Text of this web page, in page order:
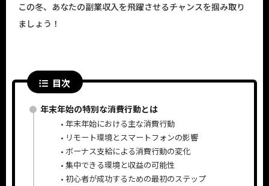
この冬、あなたの副業収入を飛躍させるチャンスを掴み取り
ましょう！
目次
年末年始の特別な消費行動とは
年末年始における主な消費行動
リモート環境とスマートフォンの影響
ボーナス支給による消費行動の変化
集中できる環境と収益の可能性
初心者が成功するための最初のステップ